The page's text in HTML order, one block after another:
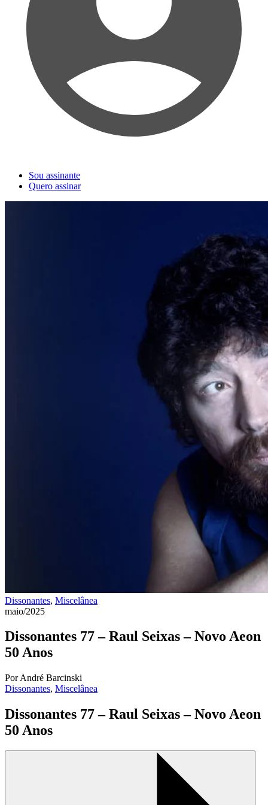
Sou assinante
Quero assinar
Dissonantes, Miscelânea
maio/2025
Dissonantes 77 – Raul Seixas – Novo Aeon
50 Anos
Por André Barcinski
Dissonantes, Miscelânea
Dissonantes 77 – Raul Seixas – Novo Aeon
50 Anos